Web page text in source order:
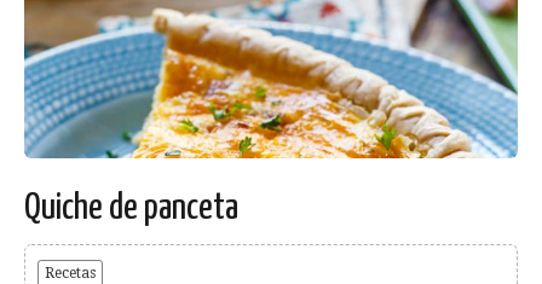
Quiche de panceta
Recetas